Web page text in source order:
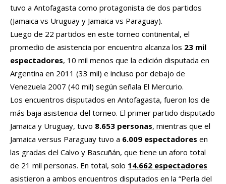
tuvo a Antofagasta como protagonista de dos partidos
(Jamaica vs Uruguay y Jamaica vs Paraguay).
Luego de 22 partidos en este torneo continental, el
promedio de asistencia por encuentro alcanza los 23 mil
espectadores, 10 mil menos que la edición disputada en
Argentina en 2011 (33 mil) e incluso por debajo de
Venezuela 2007 (40 mil) según señala El Mercurio.
Los encuentros disputados en Antofagasta, fueron los de
más baja asistencia del torneo. El primer partido disputado
Jamaica y Uruguay, tuvo 8.653 personas, mientras que el
Jamaica versus Paraguay tuvo a 6.009 espectadores en
las gradas del Calvo y Bascuñán, que tiene un aforo total
de 21 mil personas. En total, solo 14.662 espectadores
asistieron a ambos encuentros disputados en la “Perla del